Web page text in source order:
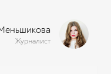
Журналист